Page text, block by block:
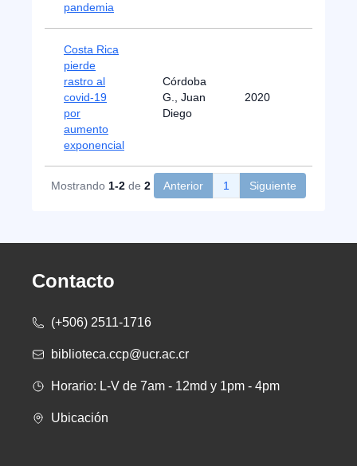
pandemia
Costa Rica
pierde
rastro al
covid-19
por
aumento
exponencial
Córdoba
G., Juan
Diego
2020
Mostrando 1-2 de 2 Anterior 1 Siguiente
Contacto
(+506) 2511-1716
biblioteca.ccp@ucr.ac.cr
Horario: L-V de 7am - 12md y 1pm - 4pm
Ubicación